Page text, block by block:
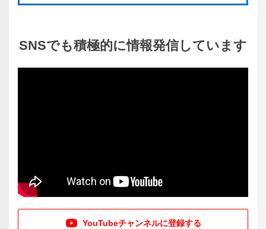
SNSでも積極的に情報発信しています
YouTubeチャンネルに登録する